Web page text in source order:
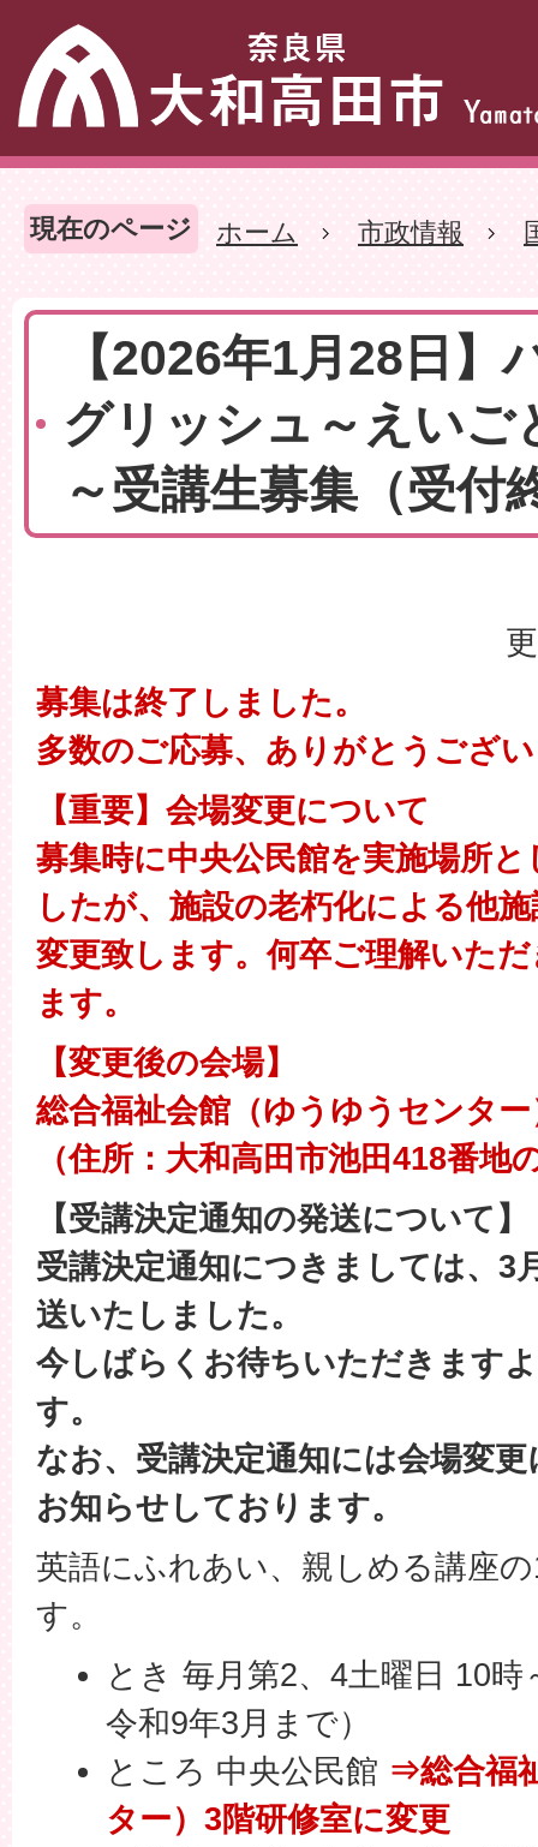
現在のページ ホーム 市政情報
【2026年1月28日】
グリッシュ～えいご
～受講生募集（受付
募集は終了しました。
多数のご応募、ありがとうござ
【重要】会場変更について
募集時に中央公民館を実施場所
したが、施設の老朽化による他
変更致します。何卒ご理解いた
ます。
【変更後の会場】
総合福祉会館（ゆうゆうセンタ
（住所：大和高田市池田418番地
【受講決定通知の発送について】
受講決定通知につきましては、3
送いたしました。
今しばらくお待ちいただきます
す。
なお、受講決定通知には会場変
お知らせしております。
英語にふれあい、親しめる講座
す。
とき 毎月第2、4土曜日 10
令和9年3月まで）
ところ 中央公民館 ⇒総合福
ター）3階研修室に変更